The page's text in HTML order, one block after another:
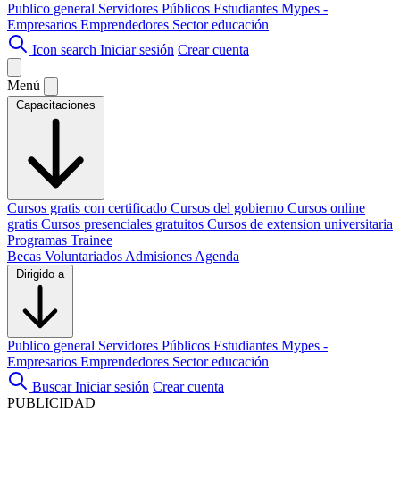
Publico general Servidores Públicos Estudiantes Mypes -
Empresarios Emprendedores Sector educación
Icon search Iniciar sesión Crear cuenta
Menú
Capacitaciones
Cursos gratis con certificado Cursos del gobierno Cursos online
gratis Cursos presenciales gratuitos Cursos de extension universitaria
Programas Trainee
Becas Voluntariados Admisiones Agenda
Dirigido a
Publico general Servidores Públicos Estudiantes Mypes -
Empresarios Emprendedores Sector educación
Buscar Iniciar sesión Crear cuenta
PUBLICIDAD